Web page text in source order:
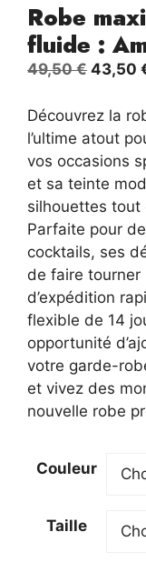
Robe
fluide :
49,50€ Le
initial
était :
49,50
43,50
Découvrez la
l’ultime atout
vos occasions
et sa teinte
silhouettes tout
Parfaite pour
cocktails, ses
de faire
d’expédition
flexible de 14
opportunité
votre garde-
et vivez des
nouvelle robe
Couleur
Taille